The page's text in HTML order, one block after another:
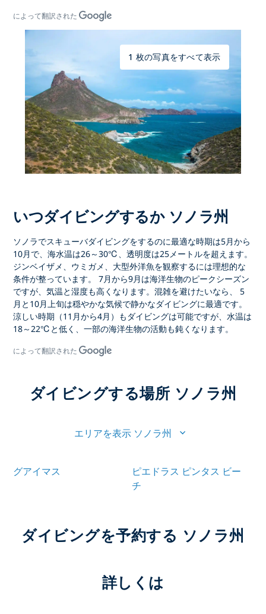
によって翻訳された
1 枚の写真をすべて表示
いつダイビングするか ソノラ州
ソノラでスキューバダイビングをするのに最適な時期は5月から
10月 で、海水温は26～30℃、透明度は25メートルを超えます。
ジンベイザメ、ウミガメ
、大型外洋魚を観察するには理想的な
条件が整っています。7月から9月は海洋生物のピークシーズン
ですが、気温と湿度も高くなります。混雑を避けたいなら、 5
月と10月上旬は穏やかな気候で静かなダイビングに最適です。
涼しい時期（11月から4月）もダイビングは可能ですが、水温は
18～22℃と低く、一部の海洋生物の活動も鈍くなります。
によって翻訳された
ダイビングする場所 ソノラ州
エリアを表示 ソノラ州
グアイマス
ピエドラス ピンタス ビー
チ
ダイビングを予約する ソノラ州
詳しくは